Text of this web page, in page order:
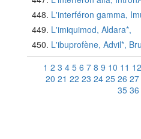
L'interféron gamma,
L'imiquimod, Aldara*,
L'ibuprofène, Advil*,
1 2 3 4 5 6 7 8 9 10 11 12
20 21 22 23 24 25 26 27
35 36